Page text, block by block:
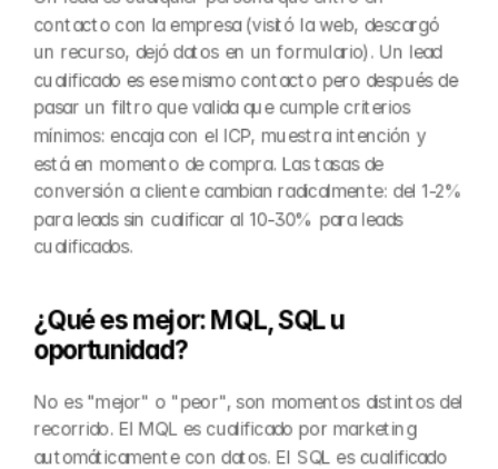
contacto con la empresa (visitó la web, descargó
un recurso, dejó datos en un formulario). Un lead
cualificado es ese mismo contacto pero después de
pasar un filtro que valida que cumple criterios
mínimos: encaja con el ICP, muestra intención y
está en momento de compra. Las tasas de
conversión a cliente cambian radicalmente: del 1-2%
para leads sin cualificar al 10-30% para leads
cualificados.
¿Qué es mejor: MQL, SQL u
oportunidad?
No es "mejor" o "peor", son momentos distintos del
recorrido. El MQL es cualificado por marketing
automáticamente con datos. El SQL es cualificado